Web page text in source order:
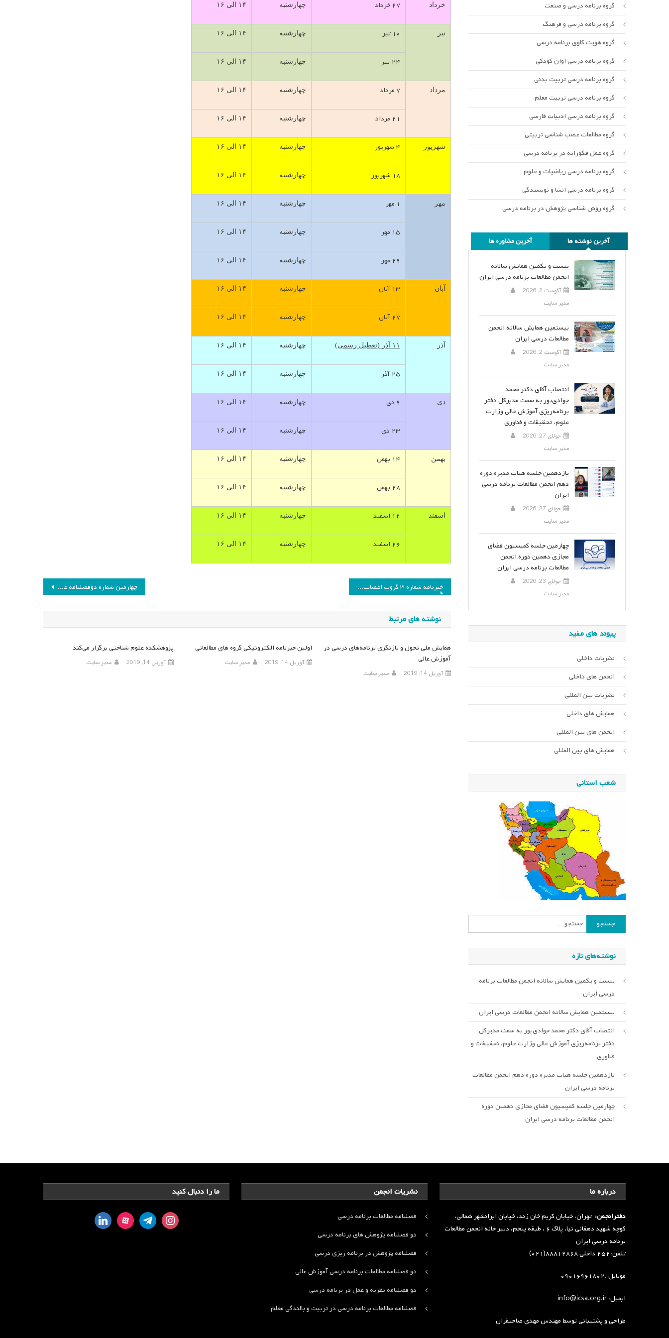
خرداد ۲۷ خرداد چهارشنبه ۱۴ الی ۱۶
تیر ۱۰ تیر چهارشنبه ۱۴ الی ۱۶
۲۴ تیر چهارشنبه ۱۴ الی ۱۶
مرداد ۷ مرداد چهارشنبه ۱۴ الی ۱۶
۲۱ مرداد چهارشنبه ۱۴ الی ۱۶
شهریور ۴ شهریور چهارشنبه ۱۴ الی ۱۶
۱۸ شهریور چهارشنبه ۱۴ الی ۱۶
مهر ۱ مهر چهارشنبه ۱۴ الی ۱۶
۱۵ مهر چهارشنبه ۱۴ الی ۱۶
۲۹ مهر چهارشنبه ۱۴ الی ۱۶
آبان ۱۳ آبان چهارشنبه ۱۴ الی ۱۶
۲۷ آبان چهارشنبه ۱۴ الی ۱۶
آذر ۱۱ آذر (تعطیل رسمی) چهارشنبه ۱۴ الی ۱۶
۲۵ آذر چهارشنبه ۱۴ الی ۱۶
دی ۹ دی چهارشنبه ۱۴ الی ۱۶
۲۳ دی چهارشنبه ۱۴ الی ۱۶
بهمن ۱۴ بهمن چهارشنبه ۱۴ الی ۱۶
۲۸ بهمن چهارشنبه ۱۴ الی ۱۶
اسفند ۱۲ اسفند چهارشنبه ۱۴ الی ۱۶
۲۶ اسفند چهارشنبه ۱۴ الی ۱۶
راهبری
نوشته
چهارمین شماره دوفصلنامه علمی- پژوهشی نظریه و عمل در برنامه درسی به چاپ رسید خبرنامه شماره ۳ گروپ اعصاب و برنامه درسی
نوشته های مرتبط
پژوهشکده علوم شناختی برگزار می‌کند
آوریل 14, 2019 مدیر سایت
اولین خبرنامه الکترونیکی گروه های مطالعاتی
آوریل 14, 2019 مدیر سایت
همایش ملی تحول و بازنگری برنامه‌های درسی در
آموزش عالی
آوریل 14, 2019 مدیر سایت
گروه برنامه درسی و صنعت
گروه برنامه درسی و فرهنگ
گروه هویت کاوی برنامه درسی
گروه برنامه درسی اوان کودکی
گروه برنامه درسی تربیت بدنی
گروه برنامه درسی تربیت معلم
گروه برنامه درسی ادبیات فارسی
گروه مطالعات عصب شناسی تربیتی
گروه عمل فکورانه در برنامه درسی
گروه برنامه درسی ریاضیات و علوم
گروه برنامه درسی انشا و نویسندگی
گروه روش شناسی پژوهش در برنامه درسی
آخرین نوشته ها آخرین مشاوره ها
بیست و یکمین همایش سالانه
انجمن مطالعات برنامه درسی ایران
آگوست 2, 2026
مدیر سایت
بیستمین همایش سالانه انجمن
مطالعات درسی ایران
آگوست 2, 2026
مدیر سایت
انتصاب آقای دکتر محمد
جوادی‌پور به سمت مدیرکل دفتر
برنامه‌ریزی آموزش عالی وزارت
علوم، تحقیقات و فناوری
جولای 27, 2026
مدیر سایت
یازدهمین جلسه هیات مدیره دوره
دهم انجمن مطالعات برنامه درسی
ایران
جولای 27, 2026
مدیر سایت
چهارمین جلسه کمیسیون فضای
مجازی دهمین دوره انجمن
مطالعات برنامه درسی ایران
جولای 23, 2026
مدیر سایت
پیوند های مفید
نشریات داخلی
انجمن های داخلی
نشریات بین المللی
همایش های داخلی
انجمن های بین المللی
همایش های بین المللی
شعب استانی
جستجو
برای:
نوشته‌های تازه
بیست و یکمین همایش سالانه انجمن مطالعات برنامه
درسی ایران
بیستمین همایش سالانه انجمن مطالعات درسی ایران
انتصاب آقای دکتر محمد جوادی‌پور به سمت مدیرکل
دفتر برنامه‌ریزی آموزش عالی وزارت علوم، تحقیقات و
فناوری
یازدهمین جلسه هیات مدیره دوره دهم انجمن مطالعات
برنامه درسی ایران
چهارمین جلسه کمیسیون فضای مجازی دهمین دوره
انجمن مطالعات برنامه درسی ایران
ما را دنبال کنید
instagram
telegram
aparat
linkedin
نشریات انجمن
فصلنامه مطالعات برنامه درسی
دو فصلنامه پژوهش های برنامه درسی
فصلنامه پژوهش در برنامه ریزی درسی
دو فصلنامه مطالعات برنامه درسی آموزش عالی
دو فصلنامه نظریه و عمل در برنامه درسی
فصلنامه مطالعات برنامه درسی در تربیت و بالندگی معلم
درباره ما
دفترانجمن: تهران، خیابان کریم خان زند، خیابان ایرانشهر شمالی،
کوچه شهید دهقانی نیا، پلاک ۶ ، طبقه پنجم، دبیر خانه انجمن مطالعات
برنامه درسی ایران
تلفن:۲۵۲ داخلی ۸۸۸۱۲۸۶۸(۰۲۱)
موبایل :۰۹۰۱۶۹۶۱۸۰۲
ایمیل: info@icsa.org.ir
طراحی و پشتیبانی توسطمهندس مهدی صاحبقران